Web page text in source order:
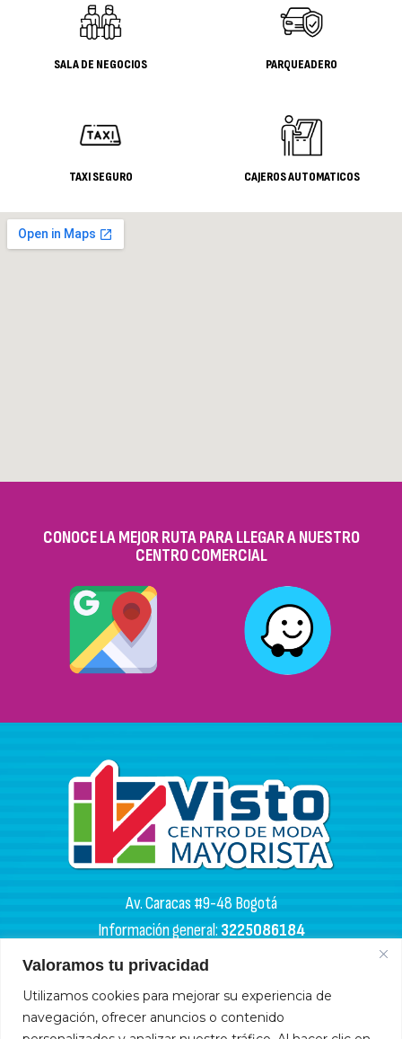
Valoramos tu privacidad
Utilizamos cookies para mejorar su experiencia de
navegación, ofrecer anuncios o contenido
SALA DE NEGOCIOS PARQUEADERO
TAXI SEGURO CAJEROS AUTOMATICOS
CONOCE LA MEJOR RUTA PARA LLEGAR A NUESTRO
CENTRO COMERCIAL
Av. Caracas #9-48 Bogotá
Información general:3225086184
PQR:3102133050
HORARIOS DE APERTURA